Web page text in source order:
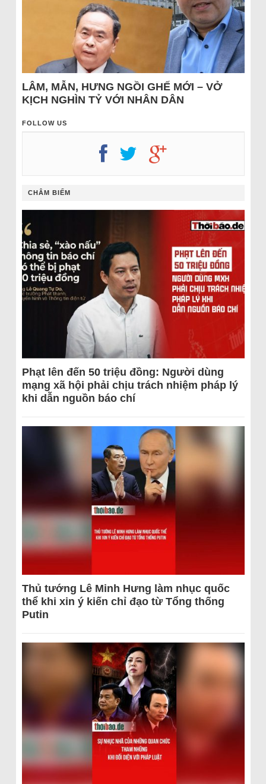
LÂM, MẪN, HƯNG NGỒI GHẾ MỚI – VỞ
KỊCH NGHÌN TỶ VỚI NHÂN DÂN
FOLLOW US
CHÂM BIẾM
Phạt lên đến 50 triệu đồng: Người dùng
mạng xã hội phải chịu trách nhiệm pháp lý
khi dẫn nguồn báo chí
Thủ tướng Lê Minh Hưng làm nhục quốc
thể khi xin ý kiến chỉ đạo từ Tổng thống
Putin